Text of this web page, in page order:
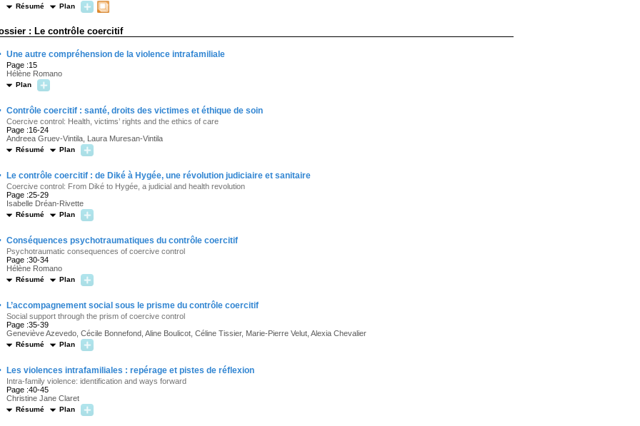
Résumé Plan
: Le contrôle coercitif
Une autre compréhension de la violence intrafamiliale
Page :15
Hélène Romano
Plan
Contrôle coercitif : santé, droits des victimes et éthique de soin
Coercive control: Health, victims’ rights and the ethics of care
Page :16-24
Andreea Gruev-Vintila, Laura Muresan-Vintila
Résumé Plan
Le contrôle coercitif : de Diké à Hygée, une révolution judiciaire et sanitaire
Coercive control: From Diké to Hygée, a judicial and health revolution
Page :25-29
Isabelle Dréan-Rivette
Résumé Plan
Conséquences psychotraumatiques du contrôle coercitif
Psychotraumatic consequences of coercive control
Page :30-34
Hélène Romano
Résumé Plan
L’accompagnement social sous le prisme du contrôle coercitif
Social support through the prism of coercive control
Page :35-39
Geneviève Azevedo, Cécile Bonnefond, Aline Boulicot, Céline Tissier, Marie-Pierre Velut, Alexia Chevalier
Résumé Plan
Les violences intrafamiliales : repérage et pistes de réflexion
Intra-family violence: identification and ways forward
Page :40-45
Christine Jane Claret
Résumé Plan